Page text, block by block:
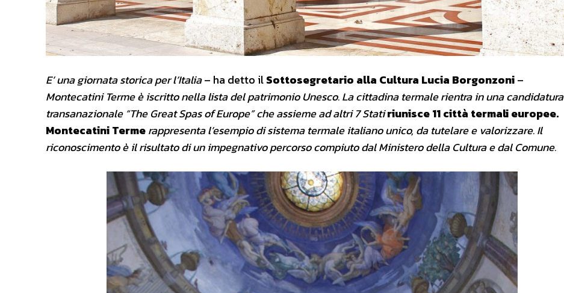
E’ una giornata storica per l’Italia– ha detto ilSottosegretario alla Cultura Lucia Borgonzoni–
Montecatini Terme è iscritto nella lista del patrimonio Unesco. La cittadina termale rientra in una candidatura
transanazionale “The Great Spas of Europe” che assieme ad altri 7 Statiriunisce 11 città termali europee.
Montecatini Termerappresenta l’esempio di sistema termale italiano unico, da tutelare e valorizzare. Il
riconoscimento è il risultato di un impegnativo percorso compiuto dal Ministero della Cultura e dal Comune.